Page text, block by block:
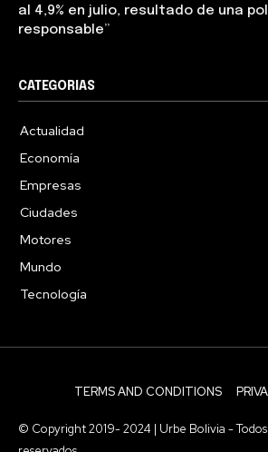
al 4,9% en julio, resultado de una
responsable”
CATEGORIAS
Actualidad
Economía
Empresas
Ciudades
Motores
Mundo
Tecnología
TERMS AND CONDITIONS
© Copyright 2019- 2024 | Urbe Bolivia -